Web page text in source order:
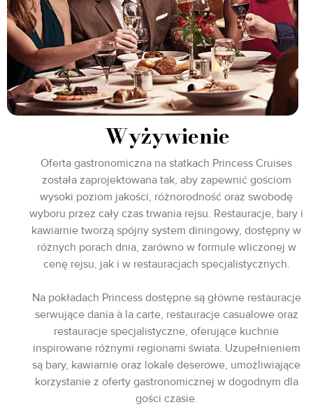
Wyżywienie
Oferta gastronomiczna na statkach Princess Cruises
została zaprojektowana tak, aby zapewnić gościom
wysoki poziom jakości, różnorodność oraz swobodę
wyboru przez cały czas trwania rejsu. Restauracje, bary i
kawiarnie tworzą spójny system diningowy, dostępny w
różnych porach dnia, zarówno w formule wliczonej w
cenę rejsu, jak i w restauracjach specjalistycznych.
Na pokładach Princess dostępne są główne restauracje
serwujące dania à la carte, restauracje casualowe oraz
restauracje specjalistyczne, oferujące kuchnie
inspirowane różnymi regionami świata. Uzupełnieniem
są bary, kawiarnie oraz lokale deserowe, umożliwiające
korzystanie z oferty gastronomicznej w dogodnym dla
gości czasie.